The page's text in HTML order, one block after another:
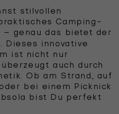
stilvollen
Camping-
– genau das bietet der
. Dieses innovative
ist nicht nur
auch durch
Ob am Strand, auf
bei einem Picknick
bist Du perfekt